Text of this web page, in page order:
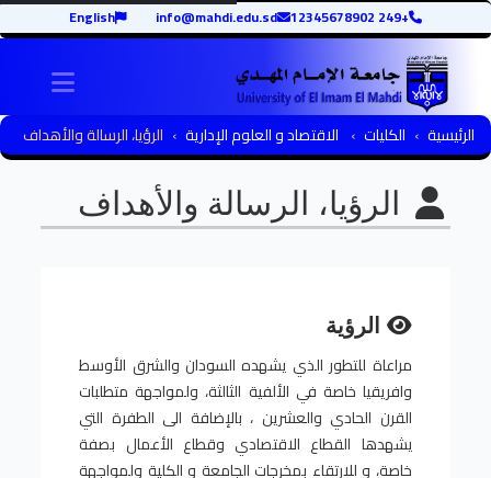
+249 12345678902
info@mahdi.edu.sd
English
الرئيسية الكليات الاقتصاد و العلوم الإدارية الرؤيا، الرسالة والأهداف
الرؤيا، الرسالة والأهداف
الرؤية
مراعاة للتطور الذي يشهده السودان والشرق الأوسط
وافريقيا خاصة في الألفية الثالثة، ولمواجهة متطلبات
القرن الحادي والعشرين ، بالإضافة الى الطفرة التي
يشهدها القطاع الاقتصادي وقطاع الأعمال بصفة
خاصة، و للارتقاء بمخرجات الجامعة و الكلية ولمواجهة